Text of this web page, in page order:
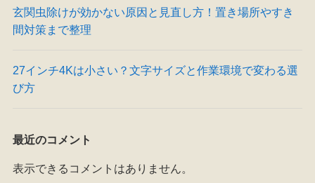
玄関虫除けが効かない原因と見直し方！置き場所やすき
間対策まで整理
27インチ4Kは小さい？文字サイズと作業環境で変わる選
び方
最近のコメント
表示できるコメントはありません。